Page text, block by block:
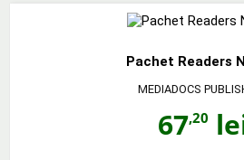
Pachet Readers
MEDIADOCS
67,20